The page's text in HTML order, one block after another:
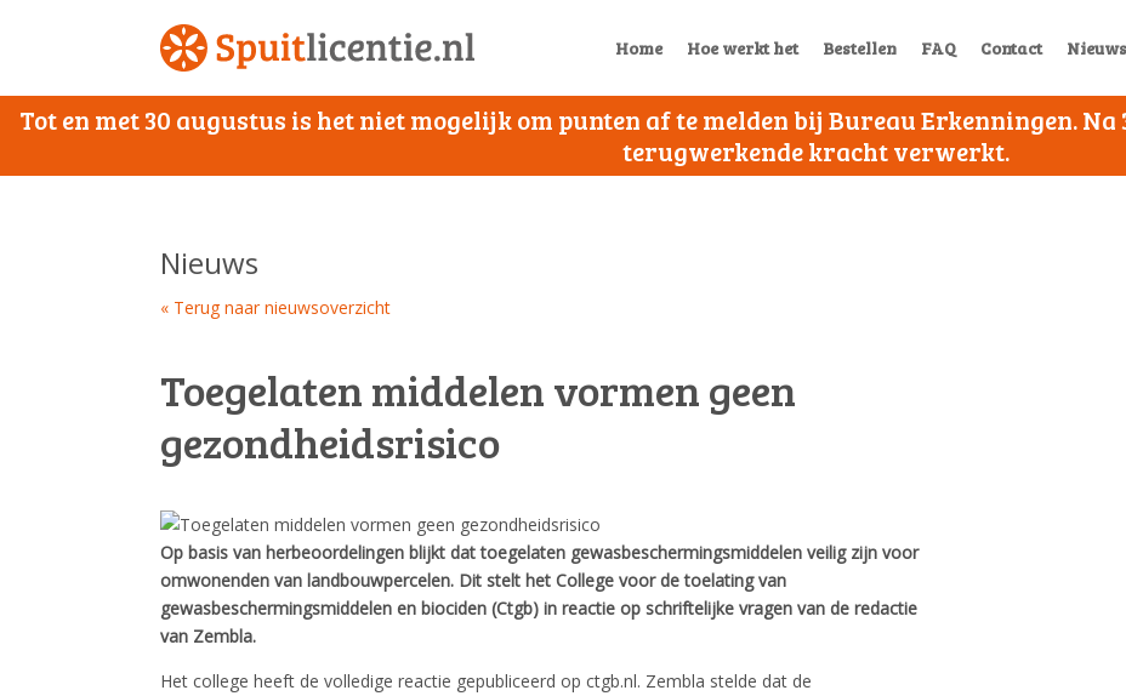
Home Hoe werkt het Bestellen FAQ Contact Nieuws
Tot en met 30 augustus is het niet mogelijk om punten af te melden bij Bureau Erkenningen.
terugwerkende kracht verwerkt.
Nieuws
« Terug naar nieuwsoverzicht
Toegelaten middelen vormen geen
gezondheidsrisico
Op basis van herbeoordelingen blijkt dat toegelaten gewasbeschermingsmiddelen veilig zijn voor
omwonenden van landbouwpercelen. Dit stelt het College voor de toelating van
gewasbeschermingsmiddelen en biociden (Ctgb) in reactie op schriftelijke vragen van de redactie
van Zembla.
Het college heeft de volledige reactie gepubliceerd op ctgb.nl. Zembla stelde dat de